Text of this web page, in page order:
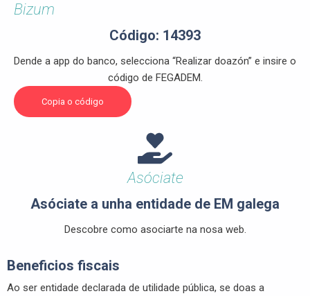
Bizum
Código: 14393
Dende a app do banco, selecciona “Realizar doazón” e insire o
código de FEGADEM.
Copia o código
Asóciate
Asóciate a unha entidade de EM galega
Descobre como asociarte na nosa web.
Beneficios fiscais
Ao ser entidade declarada de utilidade pública, se doas a